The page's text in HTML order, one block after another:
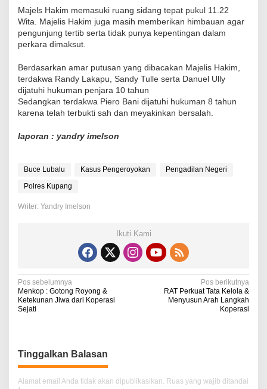
Majels Hakim memasuki ruang sidang tepat pukul 11.22
Wita. Majelis Hakim juga masih memberikan himbauan agar
pengunjung tertib serta tidak punya kepentingan dalam
perkara dimaksut.
Berdasarkan amar putusan yang dibacakan Majelis Hakim,
terdakwa Randy Lakapu, Sandy Tulle serta Danuel Ully
dijatuhi hukuman penjara 10 tahun
Sedangkan terdakwa Piero Bani dijatuhi hukuman 8 tahun
karena telah terbukti sah dan meyakinkan bersalah.
laporan : yandry imelson
Buce Lubalu Kasus Pengeroyokan
Pengadilan Negeri
Polres Kupang
Writer: Yandry Imelson
Ikuti Kami
N
a
g
a
Pos sebelumnya
Menkop : Gotong Royong &
Ketekunan Jiwa dari Koperasi
Sejati
Pos berikutnya
RAT Perkuat Tata Kelola &
Menyusun Arah Langkah
Koperasi
Tinggalkan Balasan
Alamat email Anda tidak akan dipublikasikan. Ruas yang wajib ditandai